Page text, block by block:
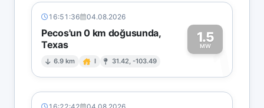
16:51:36 04.08.2026
Pecos'un 0 km doğusunda,
Texas
6.9 km I 31.42, -103.49
1.5
MW1